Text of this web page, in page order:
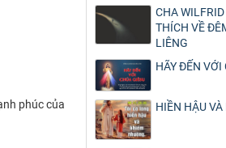
phúc của
CHA
THÍCH VỀ
LIÊNG
HÃY ĐẾN VỚI
HIỀN HẬU